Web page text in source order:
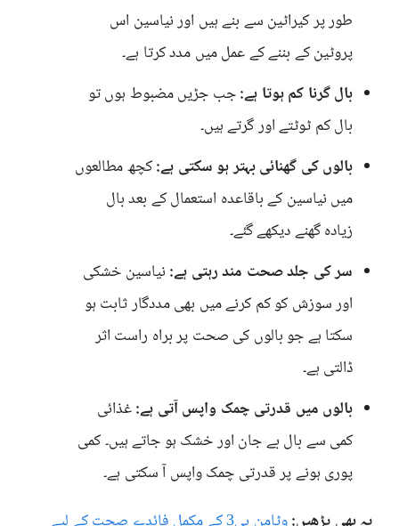
طور پر کیراٹین سے بنے ہیں اور نیاسین اس
پروٹین کے بننے کے عمل میں مدد کرتا ہے۔
بال گرنا کم ہوتا ہے:جب جڑیں مضبوط ہوں تو
بال کم ٹوٹتے اور گرتے ہیں۔
بالوں کی گھنائی بہتر ہو سکتی ہے:کچھ مطالعوں
میں نیاسین کے باقاعدہ استعمال کے بعد بال
زیادہ گھنے دیکھے گئے۔
سر کی جلد صحت مند رہتی ہے: نیاسین خشکی
اور سوزش کو کم کرنے میں بھی مددگار ثابت ہو
سکتا ہے جو بالوں کی صحت پر براہ راست اثر
ڈالتی ہے۔
بالوں میں قدرتی چمک واپس آتی ہے:غذائی
کمی سے بال بے جان اور خشک ہو جاتے ہیں۔ کمی
پوری ہونے پر قدرتی چمک واپس آ سکتی ہے۔